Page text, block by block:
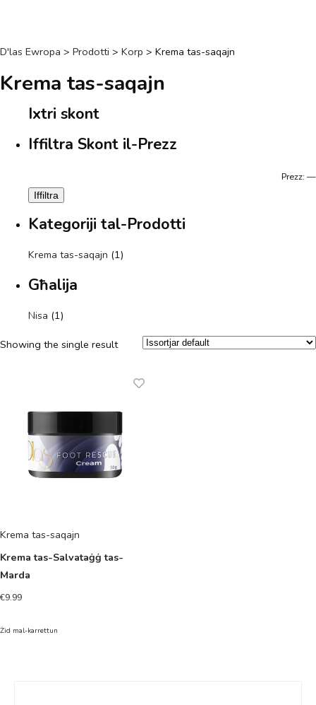
D'las Ewropa > Prodotti > Korp > Krema tas-saqajn
Krema tas-saqajn
Ixtri skont
Iffiltra Skont il-Prezz
Prezz: —
Iffiltra
Kategoriji tal-Prodotti
Krema tas-saqajn (1)
Għalija
Nisa (1)
Showing the single result
Krema tas-saqajn
Krema tas-Salvataġġ tas-
Marda
€9.99
Żid mal-karrettun